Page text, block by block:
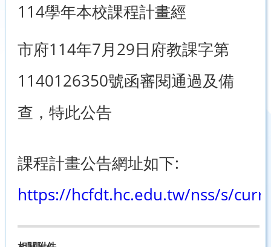
114學年本校課程計畫經
市府114年7月29日府教課字第
1140126350號函審閱通過及備
查，特此公告
課程計畫公告網址如下:
https://hcfdt.hc.edu.tw/nss/s/